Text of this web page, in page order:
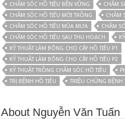
CHĂM SÓC HỒ TIÊU BỀN VỮNG
CHĂM
CHĂM SÓC HỒ TIÊU MỚI TRỒNG
CHĂM
CHĂM SÓC HỒ TIÊU MÙA MƯA
CHĂM
CHĂM SÓC HỒ TIÊU SAU THU HOẠCH
KỸ THUẬT LÀM BÔNG CHO CÂY HỒ TIÊU P1
KỸ THUẬT LÀM BÔNG CHO CÂY HỒ TIÊU P2
KỸ THUẬT TRỒNG CHĂM SÓC HỒ TIÊU
TRỊ BỆNH HỒ TIÊU
TRIỆU CHỨNG BỆNH
About Nguyễn Văn Tuấn